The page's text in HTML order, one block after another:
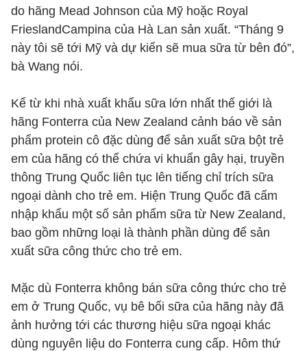
do hãng Mead Johnson của Mỹ hoặc Royal
FrieslandCampina của Hà Lan sản xuất. “Tháng 9
này tôi sẽ tới Mỹ và dự kiến sẽ mua sữa từ bên đó”,
bà Wang nói.
Kể từ khi nhà xuất khẩu sữa lớn nhất thế giới là
hãng Fonterra của New Zealand cảnh báo về sản
phẩm protein cô đặc dùng để sản xuất sữa bột trẻ
em của hãng có thể chứa vi khuẩn gây hại, truyền
thông Trung Quốc liên tục lên tiếng chỉ trích sữa
ngoại dành cho trẻ em. Hiện Trung Quốc đã cấm
nhập khẩu một số sản phẩm sữa từ New Zealand,
bao gồm những loại là thành phần dùng để sản
xuất sữa công thức cho trẻ em.
Mặc dù Fonterra không bán sữa công thức cho trẻ
em ở Trung Quốc, vụ bê bối sữa của hãng này đã
ảnh hưởng tới các thương hiệu sữa ngoại khác
dùng nguyên liệu do Fonterra cung cấp. Hôm thứ